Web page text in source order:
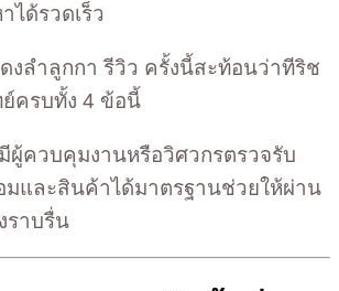
ได้รวดเร็ว
ลำลูกกา รีวิว ครั้งนี้สะท้อนว่าทีริช
ครบทั้ง 4 ข้อนี้
ผู้ควบคุมงานหรือวิศวกรตรวจรับ
มและสินค้าได้มาตรฐานช่วยให้ผ่าน
ราบรื่น